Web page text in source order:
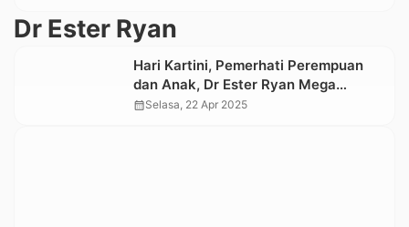
Dr Ester Ryan
Hari Kartini, Pemerhati Perempuan
dan Anak, Dr Ester Ryan Mega
Mandalawati Ajak Perempuan Toraja
calendar_monthSelasa, 22 Apr 2025